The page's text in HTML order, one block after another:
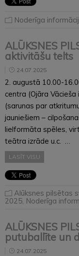
Noderīga
ALŪKSNES
aktivitāšu telts
24.07.2025
2. augustā 10.00-
centra (Ojāra
(sarunas par
jauniešiem –
lielformāta spēles,
teātra izrāde u.c. …
LASĪT VISU
Alūksnes pilsētas
2025 Noderīga
ALŪKSNES
putuballīte un
24.07.2025